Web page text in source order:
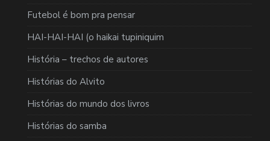
Futebol é bom pra pensar
HAI-HAI-HAI (o haikai tupiniquim
História – trechos de autores
Histórias do Alvito
Histórias do mundo dos livros
Histórias do samba